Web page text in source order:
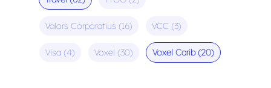
Valors Corporatius (16) VCC (3)
Visa (4) Voxel (30) Voxel Carib(20)